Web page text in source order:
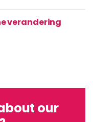
verandering
our